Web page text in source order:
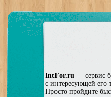
IntFor.ru — сервис
с интересующей его
Просто пройдите